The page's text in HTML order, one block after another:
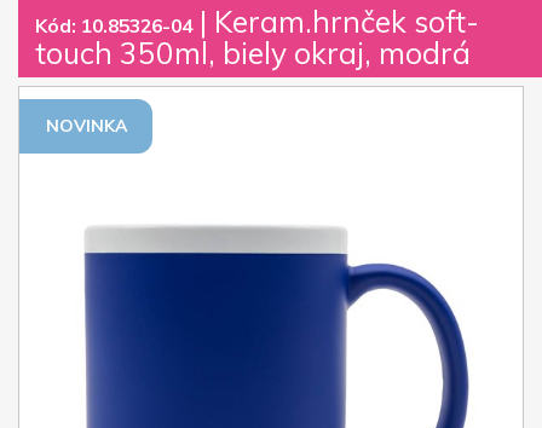
Kód: 10.85326-04| Keram.hrnček soft-
touch 350ml, biely okraj, modrá
NOVINKA